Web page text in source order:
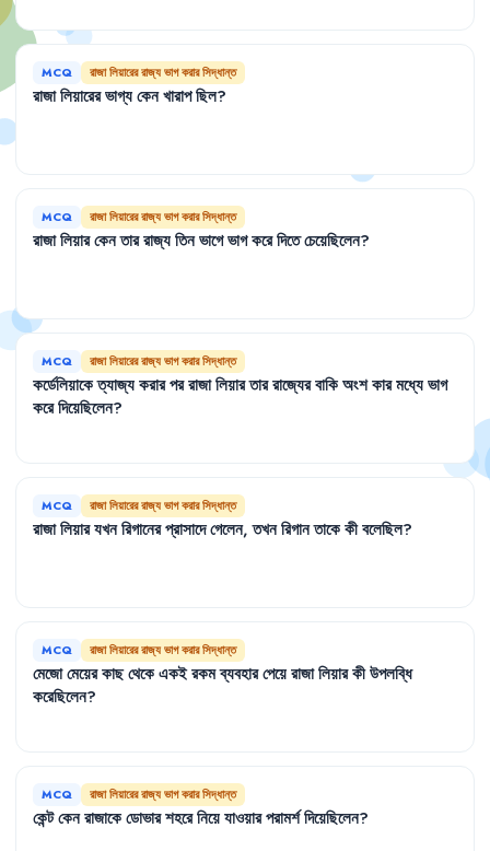
MCQ রাজা লিয়ারের রাজ্য ভাগ করার সিদ্ধান্ত
রাজালিয়ারেরভাগ্যকেনখারাপছিল?
MCQ রাজা লিয়ারের রাজ্য ভাগ করার সিদ্ধান্ত
রাজালিয়ারকেনতাররাজ্যতিনভাগেভাগকরেদিতেচেয়েছিলেন?
MCQ রাজা লিয়ারের রাজ্য ভাগ করার সিদ্ধান্ত
কর্ডেলিয়াকেত্যাজ্যকরারপররাজালিয়ারতাররাজ্যেরবাকিঅংশকারমধ্যেভাগ
করেদিয়েছিলেন?
MCQ রাজা লিয়ারের রাজ্য ভাগ করার সিদ্ধান্ত
রাজালিয়ারযখনরিগানেরপ্রাসাদেগেলেন, তখনরিগানতাকেকীবলেছিল?
MCQ রাজা লিয়ারের রাজ্য ভাগ করার সিদ্ধান্ত
মেজোমেয়েরকাছথেকেএকইরকমব্যবহারপেয়েরাজালিয়ারকীউপলব্ধি
করেছিলেন?
MCQ রাজা লিয়ারের রাজ্য ভাগ করার সিদ্ধান্ত
কেন্টকেনরাজাকেডোভারশহরেনিয়েযাওয়ারপরামর্শদিয়েছিলেন?